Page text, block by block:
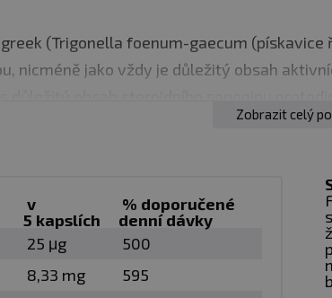
(Trigonella foenum-gaecum
nicméně jako vždy je důležitý obsah
(Fenugreek) sterolů, které patří do
yuccagenin, lilagenin a neogitogenin.
(Fenugreek) sterolů v každé dávce!
ve formě chelátů – nejdražší
Zobrazit celý
v
5 kapslích
% doporučené
denní dávky
25 μg
500
8,33 mg
595